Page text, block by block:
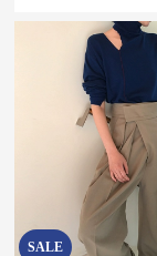
SALE